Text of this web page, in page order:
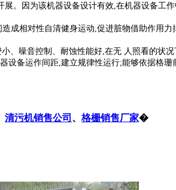
。因为该机器设备设计有效,在机器设备工
相对性自清健身运动,促进脏物借助作用
噪音控制、耐蚀性能好,在无 人照看的状
设备运作间距,建立规律性运行;能够依据格
清污机销售公司 、 格栅销售厂家�